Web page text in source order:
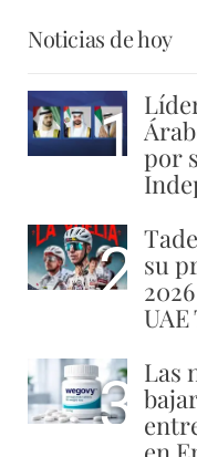
Noticias de hoy
1 por
2 su
UAE
3 Las